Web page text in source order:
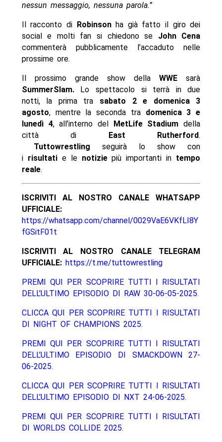
nessun messaggio, nessuna parola.”
Il racconto di Robinsonha già fatto il giro dei
social e molti fan si chiedono se John Cena
commenterà pubblicamente l’accaduto nelle
prossime ore.
Il prossimo grande show dellaWWE sarà
SummerSlam.Lo spettacolo si terrà in due
notti, la prima tra sabato 2 e domenica 3
agosto, mentre la seconda tra domenica 3 e
lunedì 4, all’interno del MetLife Stadium della
città di
East Rutherford.
Tuttowrestling seguirà lo show con
i risultatie le notiziepiù importanti in tempo
reale.
ISCRIVITI AL NOSTRO CANALE WHATSAPP
UFFICIALE:
https://whatsapp.com/channel/0029VaE6VKfLI8Y
fGSitF01t
ISCRIVITI AL NOSTRO CANALE TELEGRAM
UFFICIALE: https://t.me/tuttowrestling
PREMI QUI PER SCOPRIRE TUTTI I RISULTATI
DELL’ULTIMO EPISODIO DI RAW 30-06-05-2025.
CLICCA QUI PER SCOPRIRE TUTTI I RISULTATI
DI NIGHT OF CHAMPIONS 2025.
PREMI QUI PER SCOPRIRE TUTTI I RISULTATI
DELL’ULTIMO EPISODIO DI SMACKDOWN 27-
06-2025.
CLICCA QUI PER SCOPRIRE TUTTI I RISULTATI
DELL’ULTIMO EPISODIO DI NXT 24-06-2025.
PREMI QUI PER SCOPRIRE TUTTI I RISULTATI
DI WORLDS COLLIDE 2025.